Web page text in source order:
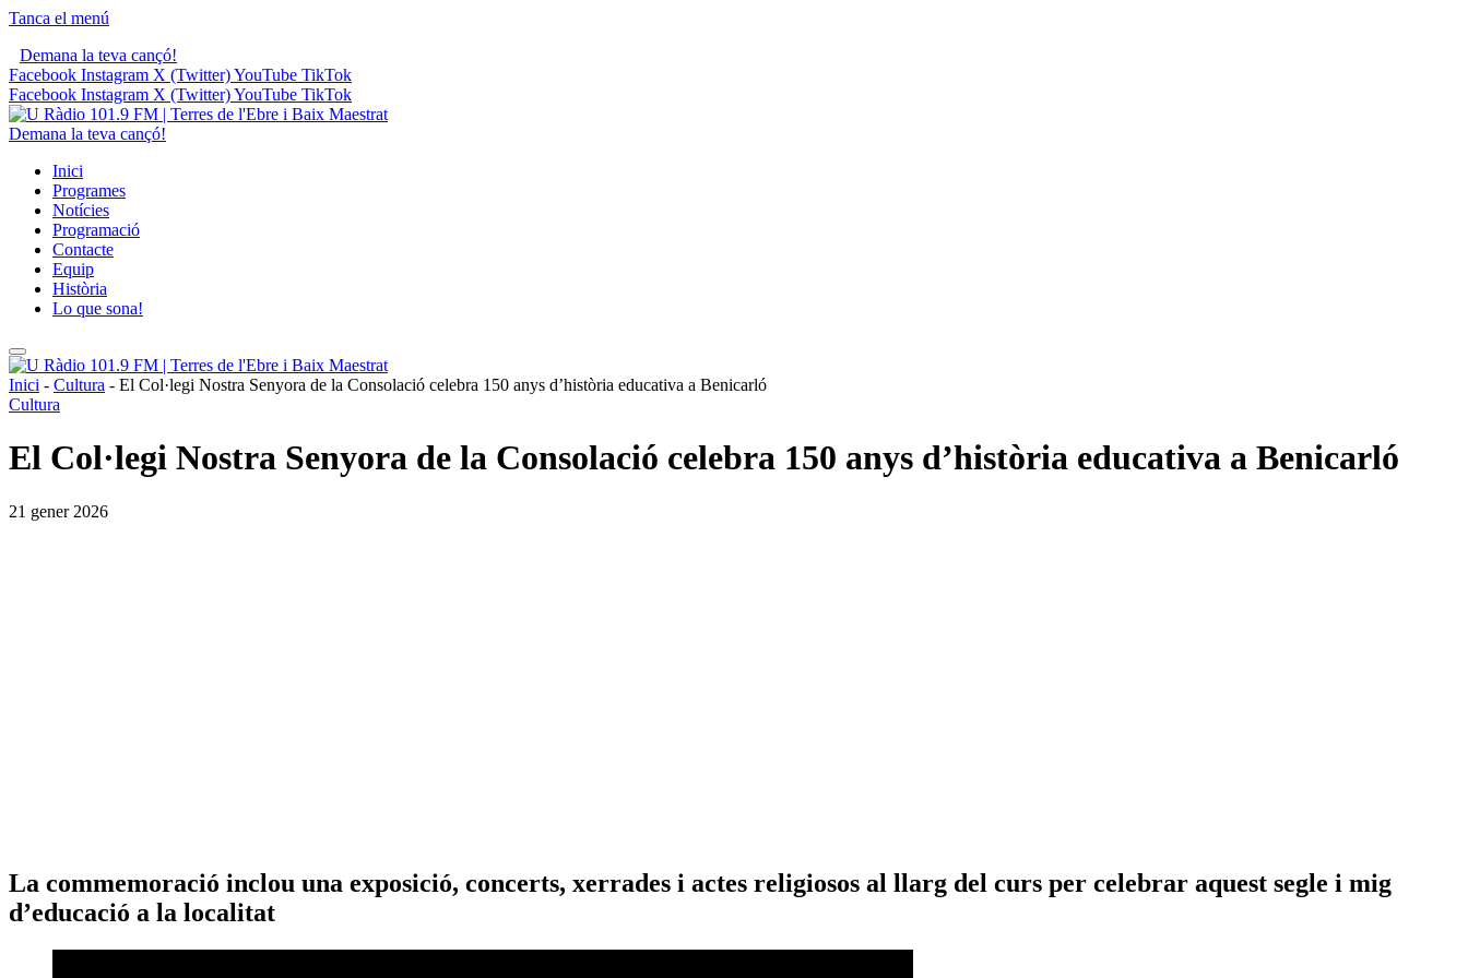
Tanca el menú
Demana la teva cançó!
Facebook Instagram X (Twitter)YouTube TikTok
Facebook Instagram X (Twitter)YouTube TikTok
Demana la teva cançó!
Inici
Programes
Notícies
Programació
Contacte
Equip
Història
Lo que sona!
Inici - Cultura - El Col·legi Nostra Senyora de la Consolació celebra 150 anys d’història educativa a Benicarló
Cultura
El Col·legi Nostra Senyora de la Consolació celebra 150 anys d’història educativa a Benicarló
21 gener 2026
La commemoració inclou una exposició, concerts, xerrades i actes religiosos al llarg del curs per celebrar aquest segle i mig
d’educació a la localitat